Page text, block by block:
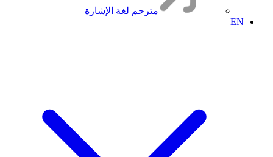
مترجم لغة الإشارة
EN